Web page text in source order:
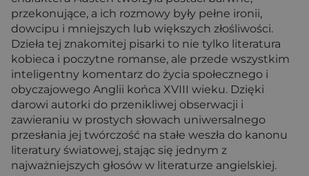
przekonujące, a ich rozmowy były pełne ironii,
dowcipu i mniejszych lub większych złośliwości.
Dzieła tej znakomitej pisarki to nie tylko literatura
kobieca i poczytne romanse, ale przede wszystkim
inteligentny komentarz do życia społecznego i
obyczajowego Anglii końca XVIII wieku. Dzięki
darowi autorki do przenikliwej obserwacji i
zawieraniu w prostych słowach uniwersalnego
przesłania jej twórczość na stałe weszła do kanonu
literatury światowej, stając się jednym z
najważniejszych głosów w literaturze angielskiej.